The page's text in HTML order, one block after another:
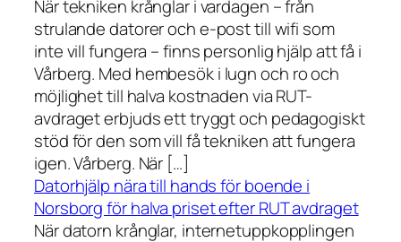
När tekniken krånglar i vardagen – från
strulande datorer och e-post till wifi som
inte vill fungera – finns personlig hjälp att få i
Vårberg. Med hembesök i lugn och ro och
möjlighet till halva kostnaden via RUT-
avdraget erbjuds ett tryggt och pedagogiskt
stöd för den som vill få tekniken att fungera
igen. Vårberg. När […]
Datorhjälp nära till hands för boende i
Norsborg för halva priset efter RUT avdraget
När datorn krånglar, internetuppkopplingen